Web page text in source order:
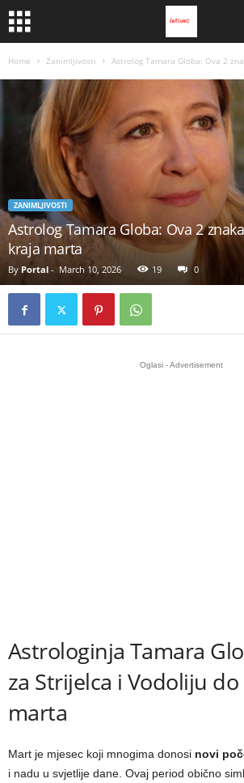
Home Zanimljivosti Astrolog Tamara Globa: Ova 2
ZANIMLJIVOSTI
Astrolog Tamara Globa: Ova 2
kraja marta
By Portal - March 10, 2026 19 0
Oglasi - Advertisement
Astrologinja Tamara
za Strijelca i Vodoliju do
marta
Mart je mjesec koji mnogima donosi novi
i nadu u svjetlije dane. Ovaj period obično